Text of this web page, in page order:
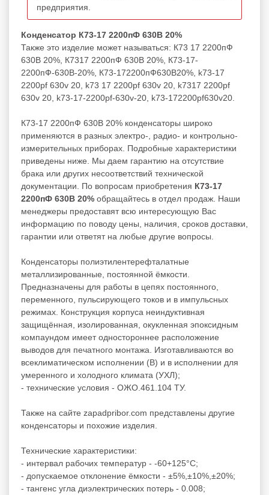
предприятия.
Конденсатор К73-17 2200пФ 630В 20%
Также это изделие может называться: К73 17 2200пФ
630В 20%, К7317 2200пФ 630В 20%, К73-17-
2200пФ-630В-20%, К73-172200пФ630В20%, k73-17
2200pf 630v 20, k73 17 2200pf 630v 20, k7317 2200pf
630v 20, k73-17-2200pf-630v-20, k73-172200pf630v20.
К73-17 2200пФ 630В 20% конденсаторы широко
применяются в разных электро-, радио- и контрольно-
измерительных приборах. Подробные характеристики
приведены ниже. Мы даем гарантию на отсутствие
брака или других несоответствий технической
документации. По вопросам приобретения К73-17
2200пФ 630В 20% обращайтесь в отдел продаж. Наши
менеджеры предоставят всю интересующую Вас
информацию по поводу цены, наличия, сроков доставки,
гарантии или ответят на любые другие вопросы.
Конденсаторы полиэтилентерефталатные
металлизированные, постоянной ёмкости.
Предназначены для работы в цепях постоянного,
переменного, пульсирующего токов и в импульсных
режимах. Конструкция корпуса неиндуктивная
защищённая, изолированная, окукленная эпоксидным
компаундом имеет одностороннее расположение
выводов для печатного монтажа. Изготавливаются во
всеклиматическом исполнении (В) и в исполнении для
умеренного и холодного климата (УХЛ);
- технические условия - ОЖО.461.104 ТУ.
Также на сайте zapadpribor.com представлены другие
конденсаторы и похожие изделия.
Технические характеристики:
- интервал рабочих температур - -60+125°C;
- допускаемое отклонение ёмкости - ±5%,±10%,±20%;
- тангенс угла диэлектрических потерь - 0.008;